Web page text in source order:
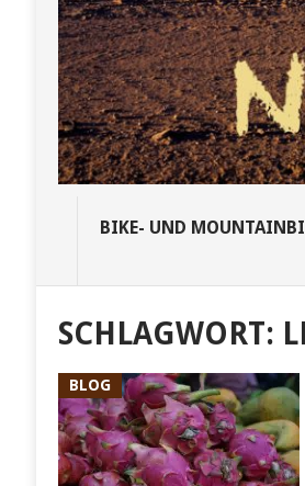
BIKE- UND
SCHLAGWORT:
BLOG